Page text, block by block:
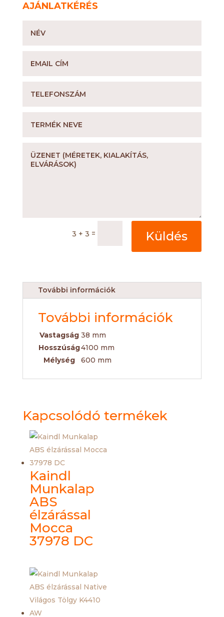
AJÁNLATKÉRÉS
3 + 3 = Küldés
További információk
További információk
Vastagság 38 mm
Hosszúság4100 mm
Mélység
600 mm
Kapcsolódó termékek
Kaindl
Munkalap
ABS
élzárással
Mocca
37978 DC